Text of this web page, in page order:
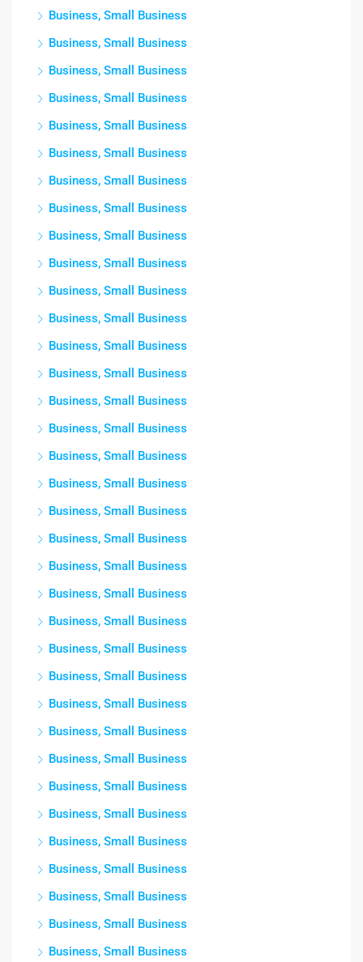
Business, Small Business
Business, Small Business
Business, Small Business
Business, Small Business
Business, Small Business
Business, Small Business
Business, Small Business
Business, Small Business
Business, Small Business
Business, Small Business
Business, Small Business
Business, Small Business
Business, Small Business
Business, Small Business
Business, Small Business
Business, Small Business
Business, Small Business
Business, Small Business
Business, Small Business
Business, Small Business
Business, Small Business
Business, Small Business
Business, Small Business
Business, Small Business
Business, Small Business
Business, Small Business
Business, Small Business
Business, Small Business
Business, Small Business
Business, Small Business
Business, Small Business
Business, Small Business
Business, Small Business
Business, Small Business
Business, Small Business